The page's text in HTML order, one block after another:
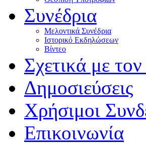
Συνέδρια
Μελοντικά Συνέδρια
Ιστορικό Εκδηλώσεων
Βίντεο
Σχετικά με
Δημοσιεύσεις
Χρήσιμοι
Επικοινωνία